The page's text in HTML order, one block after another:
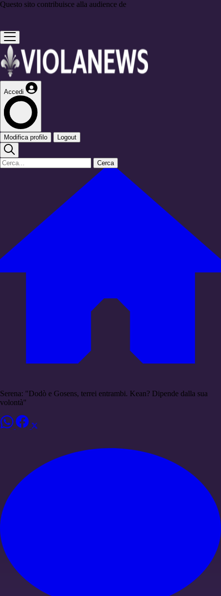
Questo sito contribuisce alla audience de
Accedi
Modifica profilo Logout
Cerca
Serena: "Dodò e Gosens, terrei entrambi. Kean? Dipende dalla sua
volontà"